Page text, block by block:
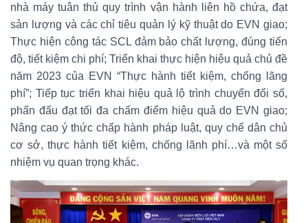
nhà máy tuân thủ quy trình vận hành liên hồ chứa, đạt
sản lượng và các chỉ tiêu quản lý kỹ thuật do EVN giao;
Thực hiện công tác SCL đảm bảo chất lượng, đúng tiến
độ, tiết kiệm chi phí; Triển khai thực hiện hiệu quả chủ đề
năm 2023 của EVN “Thực hành tiết kiệm, chống lãng
phí”; Tiếp tục triển khai hiệu quả lộ trình chuyển đổi số,
phấn đấu đạt tối đa chấm điểm hiệu quả do EVN giao;
Nâng cao ý thức chấp hành pháp luật, quy chế dân chủ
cơ sở, thực hành tiết kiệm, chống lãnh phí…và một số
nhiệm vụ quan trọng khác.